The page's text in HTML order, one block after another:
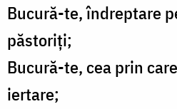
Bucură-te, îndreptare
păstoriți;
Bucură-te, cea prin
iertare;